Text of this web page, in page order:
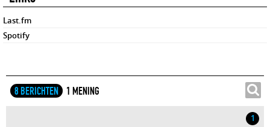
Last.fm
Spotify
8 BERICHTEN 1 MENING
1